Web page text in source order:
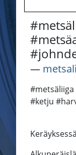
―
#ketju
Keräyksessä